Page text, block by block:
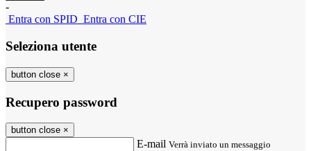
-
Entra con SPID Entra con CIE
Seleziona utente
button close ×
Recupero password
button close ×
E-mail Verrà inviato un messaggio